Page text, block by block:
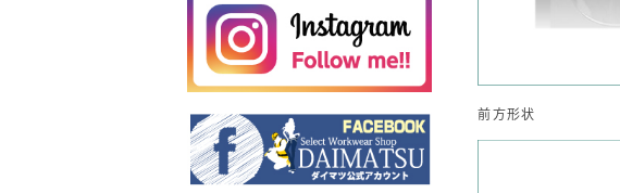
前方形状